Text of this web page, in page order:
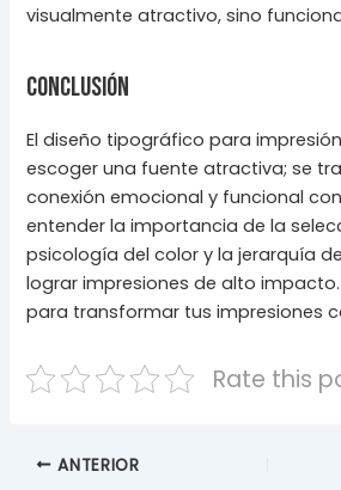
visualmente atractivo, sino
Conclusión
El diseño tipográfico para
escoger una fuente atractiva; se
conexión emocional y funcional
entender la importancia de la
psicología del color y la jerarquía
lograr impresiones de alto
para transformar tus impresiones
Rate this
ANTERIOR